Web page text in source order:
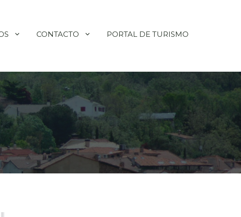
CONTACTO PORTAL DE TURISMO